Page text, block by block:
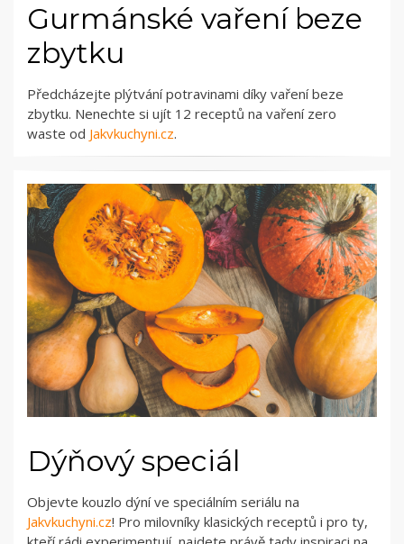
Gurmánské vaření beze
zbytku
Předcházejte plýtvání potravinami díky vaření beze
zbytku. Nenechte si ujít 12 receptů na vaření zero
waste od Jakvkuchyni.cz.
Dýňový speciál
Objevte kouzlo dýní ve speciálním seriálu na
Jakvkuchyni.cz! Pro milovníky klasických receptů i pro ty,